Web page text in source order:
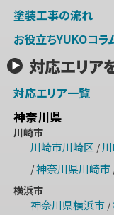
塗装工事の流れ
お役立ちYUKOコラ
対応エリア
対応エリア一覧
神奈川県
川崎市
川崎市川崎区 /
/神奈川県川崎市
横浜市
神奈川県横浜市/